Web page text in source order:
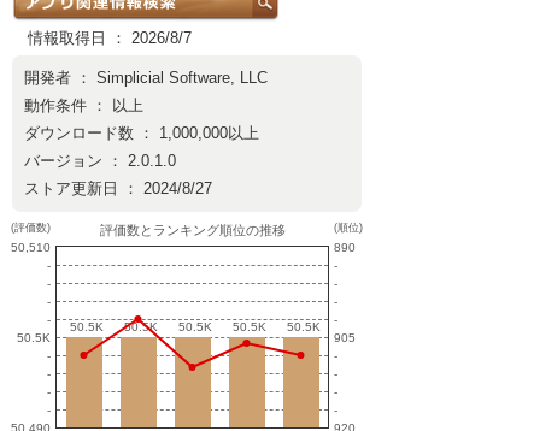
情報取得日 ： 2026/8/7
開発者 ： Simplicial Software, LLC
動作条件 ： 以上
ダウンロード数 ： 1,000,000以上
バージョン ： 2.0.1.0
ストア更新日 ： 2024/8/27
(評価数)
50,510
-
-
-
-
50.5K
-
-
-
-
50,490
評価数とランキング順位の推移
50.5K
50.5K 50.5K
50.5K 50.5K
50.5K 50.5K
50.5K 50.5K
50.5K
(順位)
890
-
-
-
-
905
-
-
-
-
920